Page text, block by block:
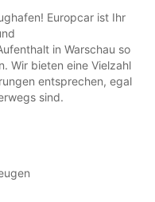
Europcar ist Ihr
in Warschau so
Wir bieten eine Vielzahl
entsprechen, egal
sind.